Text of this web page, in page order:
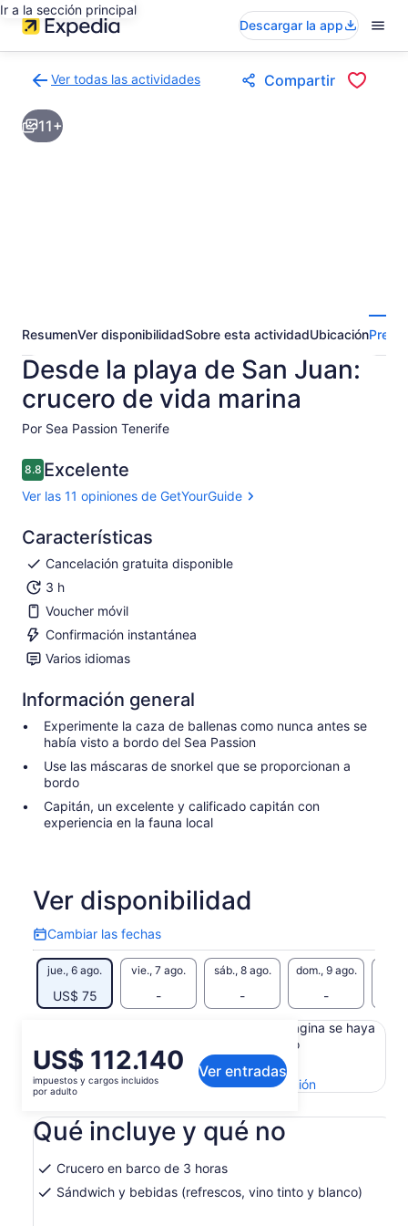
Ir a la sección principal
Descargar la app
Ver todas las actividades
a
la
página
Compartir
11+
ResumenVer disponibilidadSobre esta actividadUbicación
Desde la playa de San Juan:
crucero de vida marina
Por Sea Passion Tenerife
8.88.8 de 10
Excelente
Ver las 11 opiniones de GetYourGuide
Características
Cancelación gratuita disponible
3 h
Voucher móvil
Confirmación instantánea
Varios idiomas
Información general
Experimente la caza de ballenas como nunca antes se
había visto a bordo del Sea Passion
Use las máscaras de snorkel que se proporcionan a
bordo
Capitán, un excelente y calificado capitán con
experiencia en la fauna local
Ver disponibilidad
Cambiar las fechas
Cambiar
las
fechas
jue., 6 ago.
US$ 75
vie., 7 ago.
-
sáb., 8 ago.
-
dom., 9 ago.
-
El
precio
es
US$ 112.140.
por
adulto
US$ 112.140
impuestos y cargos incluidos
por adulto
Ver entradas
Es posible que el contenido de esta página se haya
generado con un traductor automático
Ver el texto original (inglés)
Enviar comentarios sobre esta traducciónSe
en
Qué incluye y qué no
Crucero en barco de 3 horas
Sándwich y bebidas (refrescos, vino tinto y blanco)